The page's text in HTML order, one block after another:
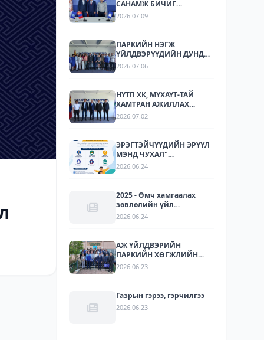
САНАМЖ БИЧИГ
БАЙГУУЛЛАА
2026.07.09
ПАРКИЙН НЭГЖ
ҮЙЛДВЭРҮҮДИЙН ДУНД
СТАНДАРТЧИЛАЛ,
СУРГАЛТ, МЭДЭЭЛЛИЙН
АРГА ХЭМЖЭЭ ЗОХИОН
2026.07.06
НҮТП ХК, МҮХАҮТ-ТАЙ
ХАМТРАН АЖИЛЛАХ
БОЛОМЖУУДЫГ
2026.07.02
ЭРЭГТЭЙЧҮҮДИЙН ЭРҮҮЛ
МЭНД ЧУХАЛ"
НӨЛӨӨЛЛИЙН АЯН
2026.06.24
2025 - Өмч хамгаалах
зөвлөлийн үйл
ажиллагаа
2026.06.24
АЖ ҮЙЛДВЭРИЙН
ПАРКИЙН ХӨГЖЛИЙН
ТУРШЛАГА СОЛИЛЦОХ
2026.06.23
Газрын гэрээ, гэрчилгээ
2026.06.23